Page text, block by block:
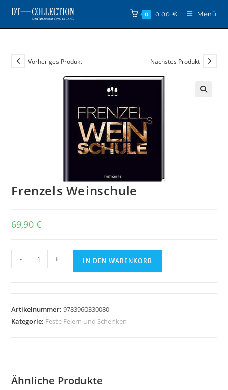
Zum
Inhalt
springen
0 0,00 € Menü
Vorheriges Produkt Nächstes Produkt
Frenzels Weinschule
69,90€
Frenzels
Weinschule
- + IN DEN WARENKORB
Artikelnummer:9783960330080
Kategorie: Feste Feiern und Schenken
Ähnliche Produkte